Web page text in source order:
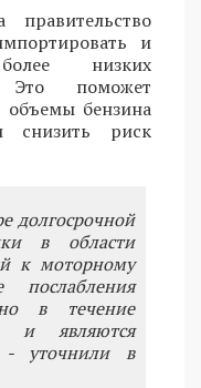
и
низких
Это поможет
объемы бензина
снизить риск
долгосрочной
в области
к моторному
послабления
в течение
и являются
- уточнили в